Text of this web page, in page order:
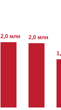
2,0 млн 2,0 млн